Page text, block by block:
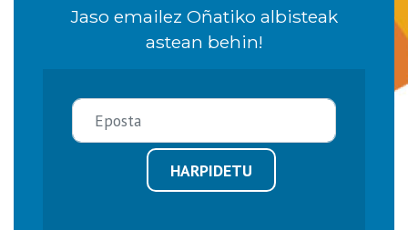
Jaso emailez Oñatiko albisteak
astean behin!
HARPIDETU